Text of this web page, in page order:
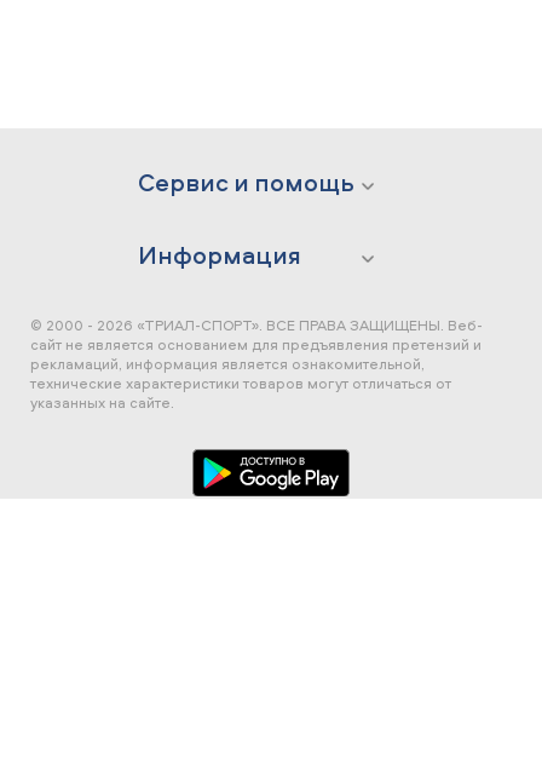
Сервис и помощь
Информация
© 2000 - 2026 «ТРИАЛ-СПОРТ». ВСЕ ПРАВА ЗАЩИЩЕНЫ. Веб-
сайт не является основанием для предъявления претензий и
рекламаций, информация является ознакомительной,
технические характеристики товаров могут отличаться от
указанных на сайте.